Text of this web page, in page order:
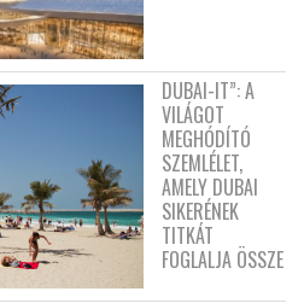
DUBAI-IT”: A
VILÁGOT
MEGHÓDÍTÓ
SZEMLÉLET,
AMELY DUBAI
SIKERÉNEK
TITKÁT
FOGLALJA ÖSSZE